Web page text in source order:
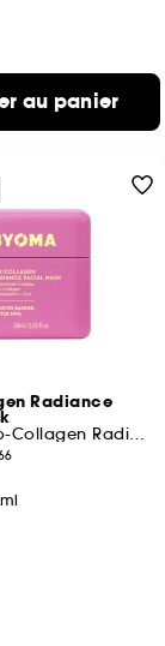
au panier
Radiance
Masque Bio-Collagen Radiance